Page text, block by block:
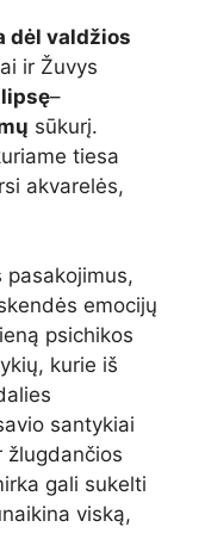
dėl valdžios
ir Žuvys
–
sūkurį.
tiesa
akvarelės,
pasakojimus,
emocijų
psichikos
kurie iš
santykiai
žlugdančios
gali sukelti
viską,